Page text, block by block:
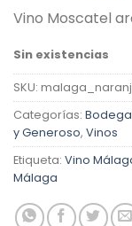
base a
de clientes
Vino Moscatel
Sin existencias
SKU:
Categorías:
y Generoso, Vinos
Etiqueta: Vino
Málaga